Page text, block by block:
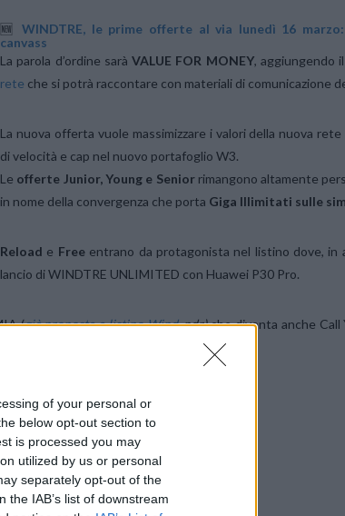
of your personal or
below opt-out section to
is processed you may
utilized by us or personal
separately opt-out of the
IAB’s list of downstream
🆕WINDTRE, le prime offerte al via lunedì 16
canvass
La parola d’ordine saràVALUE FOR MONEY, aggiungendo
rete che si potrà raccontare con materiali di comunicazione
La nuova offerta vuole massimizzare i valori della nuova
di velocità e cap nel nuovo portafoglio W3.
Le offerte Junior, Young e Seniorrimangono altamente
in nome della convergenza che porta Giga Illimitati sulle
Reload e Freeentrano da protagonista nel listino dove, in
lancio di WINDTRE UNLIMITED con Huawei P30 Pro.
(già proposta a listino Wind, ndr)che diventa anche
MONDO3 SU FACEBOOK